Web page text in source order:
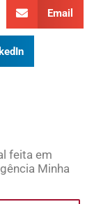
Email
feita em
Minha